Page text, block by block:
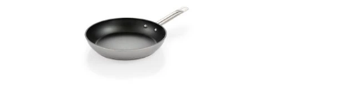
edénycsalád extra előnyt kínál: a forradalmi SUPERSONIC
indukciós alj rendkívül gyors felmelegedést biztosít,
miközben megakadályozza az edények nem kívánt